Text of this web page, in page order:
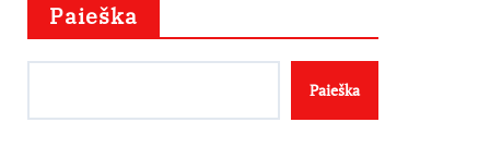
Paieška
Paieška